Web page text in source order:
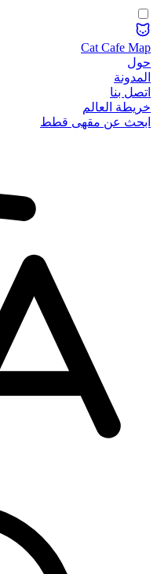
Cat Cafe Map
حول
المدونة
اتصل بنا
خريطة العالم
ابحث عن مقهى قطط